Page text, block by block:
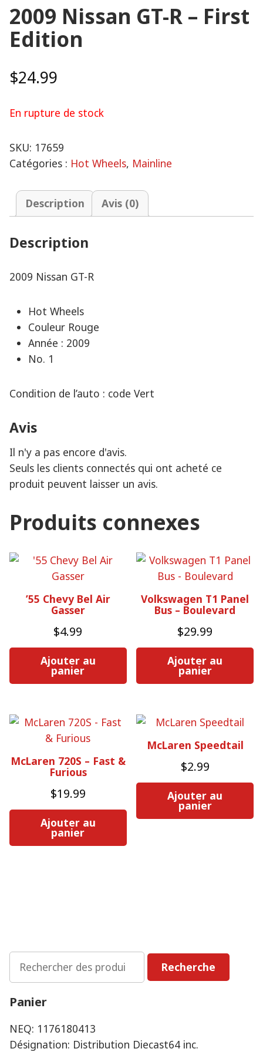
2009 Nissan GT-R – First
Edition
$24.99
En rupture de stock
SKU: 17659
Catégories : Hot Wheels, Mainline
Description Avis (0)
Description
2009 Nissan GT-R
Hot Wheels
Couleur Rouge
Année : 2009
No. 1
Condition de l’auto : code Vert
Avis
Il n'y a pas encore d'avis.
Seuls les clients connectés qui ont acheté ce
produit peuvent laisser un avis.
Produits connexes
’55 Chevy Bel Air
Gasser
$4.99
Ajouter au
panier
Volkswagen T1 Panel
Bus – Boulevard
$29.99
Ajouter au
panier
McLaren 720S – Fast &
Furious
$19.99
Ajouter au
panier
McLaren Speedtail
$2.99
Ajouter au
panier
Recherche
Panier
NEQ: 1176180413
Désignation: Distribution Diecast64 inc.